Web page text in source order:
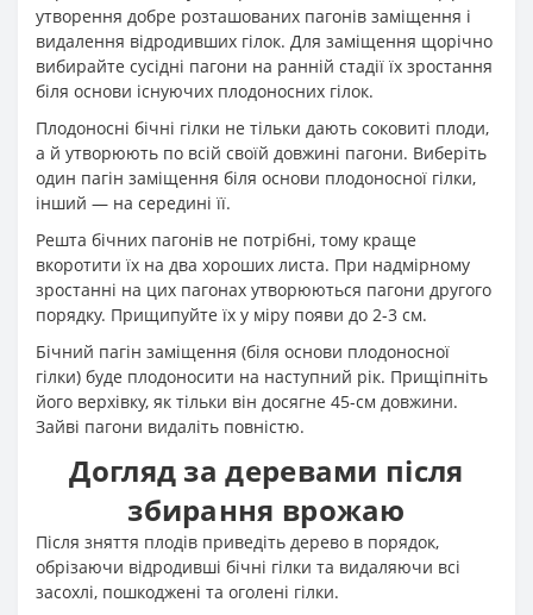
утворення добре розташованих пагонів заміщення і
видалення відродивших гілок. Для заміщення щорічно
вибирайте сусідні пагони на ранній стадії їх зростання
біля основи існуючих плодоносних гілок.
Плодоносні бічні гілки не тільки дають соковиті плоди,
а й утворюють по всій своїй довжині пагони. Виберіть
один пагін заміщення біля основи плодоносної гілки,
інший — на середині її.
Решта бічних пагонів не потрібні, тому краще
вкоротити їх на два хороших листа. При надмірному
зростанні на цих пагонах утворюються пагони другого
порядку. Прищипуйте їх у міру появи до 2-3 см.
Бічний пагін заміщення (біля основи плодоносної
гілки) буде плодоносити на наступний рік. Прищіпніть
його верхівку, як тільки він досягне 45-см довжини.
Зайві пагони видаліть повністю.
Догляд за деревами після
збирання врожаю
Після зняття плодів приведіть дерево в порядок,
обрізаючи відродивші бічні гілки та видаляючи всі
засохлі, пошкоджені та оголені гілки.